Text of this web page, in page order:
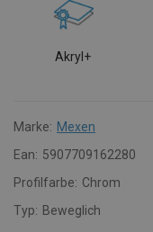
Akryl+
Marke: Mexen
Ean: 5907709162280
Profilfarbe: Chrom
Typ: Beweglich